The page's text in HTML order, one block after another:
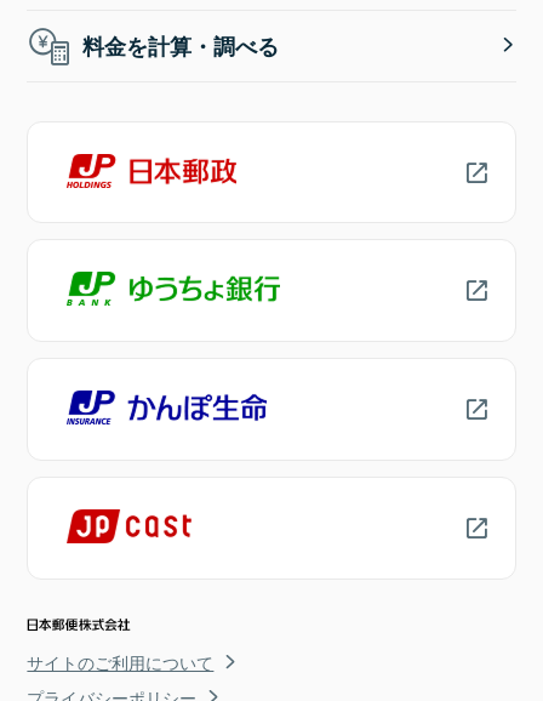
料金を計算・調べる
サイトのご利用について